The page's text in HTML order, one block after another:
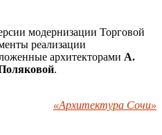
модернизации Торговой
реализации
архитекторами А.
.
«Архитектура Сочи»